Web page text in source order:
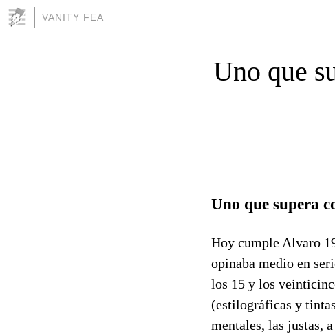
VANITY FEA
Uno que
Uno que supera
Hoy cumple Alvaro
opinaba medio en
los 15 y los
(estilográficas y
mentales, las justas,